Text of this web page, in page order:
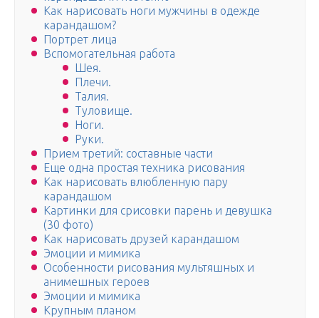
Как нарисовать ноги мужчины в одежде
карандашом?
Портрет лица
Вспомогательная работа
Шея.
Плечи.
Талия.
Туловище.
Ноги.
Руки.
Прием третий: составные части
Еще одна простая техника рисования
Как нарисовать влюбленную пару
карандашом
Картинки для срисовки парень и девушка
(30 фото)
Как нарисовать друзей карандашом
Эмоции и мимика
Особенности рисования мультяшных и
анимешных героев
Эмоции и мимика
Крупным планом